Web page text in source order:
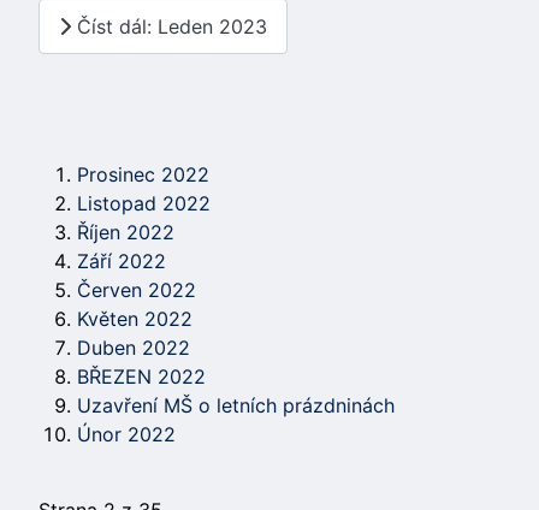
Číst dál: Leden 2023
Prosinec 2022
Listopad 2022
Říjen 2022
Září 2022
Červen 2022
Květen 2022
Duben 2022
BŘEZEN 2022
Uzavření MŠ o letních prázdninách
Únor 2022